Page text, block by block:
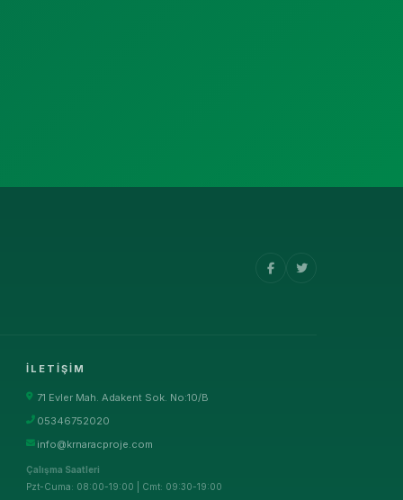
İLETIŞIM
71 Evler Mah. Adakent Sok. No:10/B
05346752020
info@krnaracproje.com
Çalışma Saatleri
Pzt-Cuma: 08:00-19:00 | Cmt: 09:30-19:00